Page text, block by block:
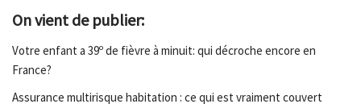
On vient de publier:
Votre enfant a 39º de fièvre à minuit: qui décroche encore en
France?
Assurance multirisque habitation : ce qui est vraiment couvert